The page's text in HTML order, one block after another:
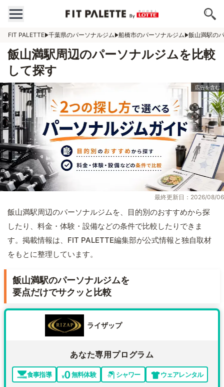
FIT PALETTE 千葉県のパーソナルジム 船橋市のパーソナルジム 飯山満駅の
飯山満駅周辺のパーソナルジムを比較
して探す
最終更新日：2026/08/06
飯山満駅周辺のパーソナルジムを、目的別のおすすめから探
したり、料金・体験・設備などの条件で比較したりできま
す。掲載情報は、FIT PALETTE編集部が公式情報と独自取材
をもとに整理しています。
飯山満駅のパーソナルジムを
要点だけでサクッと比較
ライザップ
あなた専用プログラム
食事指導 無料体験 シャワー ウェアレンタル